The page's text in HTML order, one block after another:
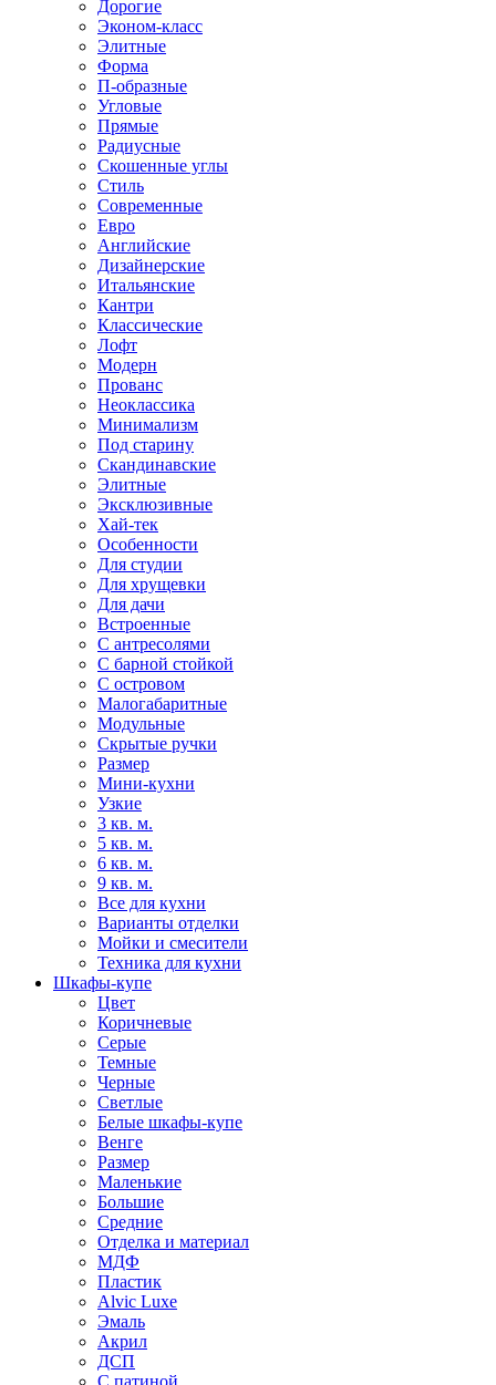
Дорогие
Эконом-класс
Элитные
Форма
П-образные
Угловые
Прямые
Радиусные
Скошенные углы
Стиль
Современные
Евро
Английские
Дизайнерские
Итальянские
Кантри
Классические
Лофт
Модерн
Прованс
Неоклассика
Минимализм
Под старину
Скандинавские
Элитные
Эксклюзивные
Хай-тек
Особенности
Для студии
Для хрущевки
Для дачи
Встроенные
С антресолями
С барной стойкой
С островом
Малогабаритные
Модульные
Скрытые ручки
Размер
Мини-кухни
Узкие
3 кв. м.
5 кв. м.
6 кв. м.
9 кв. м.
Все для кухни
Варианты отделки
Мойки и смесители
Техника для кухни
Шкафы-купе
Цвет
Коричневые
Серые
Темные
Черные
Светлые
Белые шкафы-купе
Венге
Размер
Маленькие
Большие
Средние
Отделка и материал
МДФ
Пластик
Alvic Luxe
Эмаль
Акрил
ДСП
С патиной